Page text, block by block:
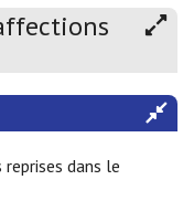
dans le